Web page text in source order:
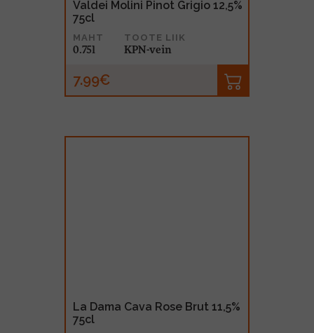
Valdei Molini Pinot Grigio 12,5%
75cl
MAHT
0.75l
TOOTE LIIK
KPN-vein
7.99€
La Dama Cava Rose Brut 11,5%
75cl